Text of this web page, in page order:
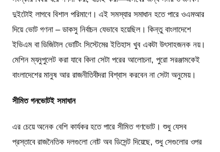
দুইটোই লাগবে বিশাল পরিমাণে। এই সমস্যার সমাধান হতে পারে ওএমআর
দিয়ে ভোট গণনা – ডাকসু নির্বাচন যেভাবে হয়েছিল। কিন্তু বাংলাদেশে
ইভিএম বা ডিজিটাল ভোটিং সিস্টেমের ইতিহাস খুব একটা উৎসাহজনক নয়।
মেশিন ম্যনুপুলেট করা যাবে কিনা সেটা পরের আলোচনা, পুরো সরঞ্জামকেই
বাংলাদেশের মানুষ আর রাজনীতিবীদরা বিশ্বাস করবেন না সেটা অনুমেয়।
সীমিত গনভোটই সমাধান
এর চেয়ে অনেক বেশি কার্যকর হতে পারে সীমিত গণভোট। শুধু যেসব
প্রস্তাবে রাজনৈতিক দলগুলো নোট অব ডিসেন্ট দিয়েছে, শুধু সেগুলোর ওপর